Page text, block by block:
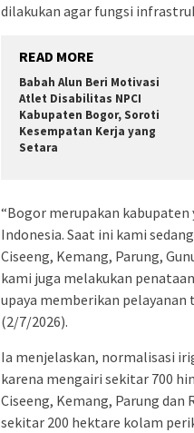
dilakukan agar fungsi
READ MORE
Babah Alun Beri Motivasi
Atlet Disabilitas NPCI
Kabupaten Bogor, Soroti
Kesempatan Kerja yang
Setara
“Bogor merupakan
Indonesia. Saat ini kami
Ciseeng, Kemang, Parung,
kami juga melakukan
upaya memberikan pelayanan
(2/7/2026).
Ia menjelaskan, normalisasi
karena mengairi sekitar 700
Ciseeng, Kemang, Parung
sekitar 200 hektare kolam